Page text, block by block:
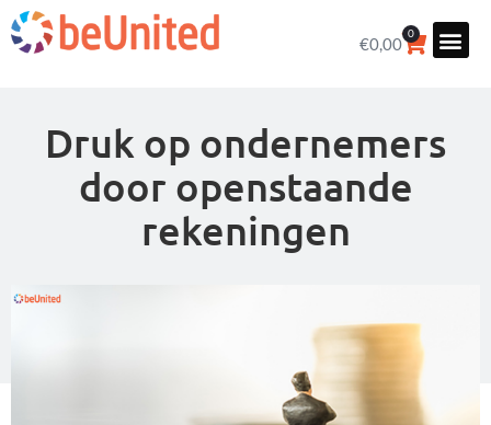
€0,00
0
Druk op ondernemers
door openstaande
rekeningen